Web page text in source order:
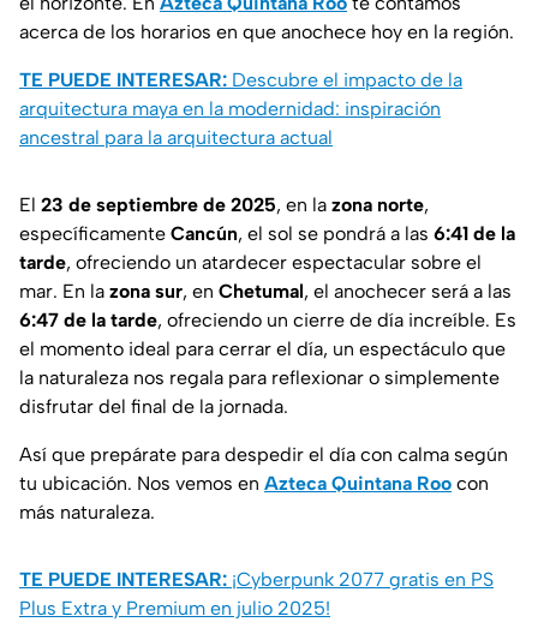
acerca de los horarios en que anochece hoy en la región.
TE PUEDE INTERESAR: Descubre el impacto de la
arquitectura maya en la modernidad: inspiración
ancestral para la arquitectura actual
El 23 de septiembre de 2025, en la zona norte,
específicamente Cancún, el sol se pondrá a las 6:41 de la
tarde, ofreciendo un atardecer espectacular sobre el
mar. En la zona sur, en Chetumal, el anochecer será a las
6:47 de la tarde, ofreciendo un cierre de día increíble. Es
el momento ideal para cerrar el día, un espectáculo que
la naturaleza nos regala para reflexionar o simplemente
disfrutar del final de la jornada.
Así que prepárate para despedir el día con calma según
tu ubicación. Nos vemos en Azteca Quintana Roo con
más naturaleza.
TE PUEDE INTERESAR: ¡Cyberpunk 2077 gratis en PS
Plus Extra y Premium en julio 2025!